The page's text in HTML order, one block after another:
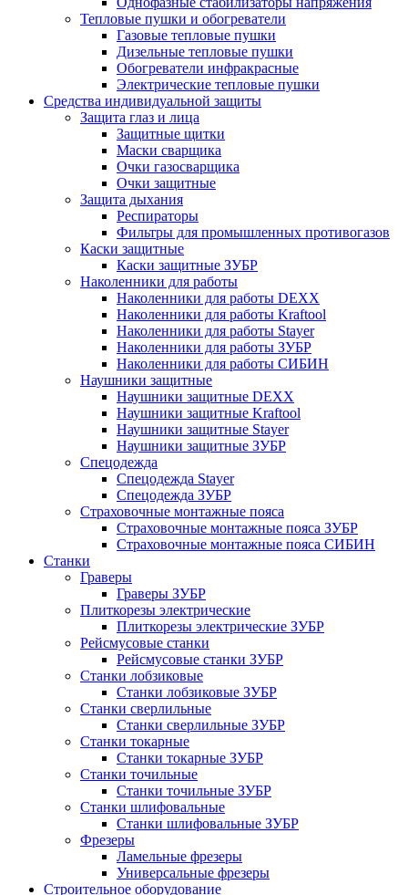
Тепловые пушки и обогреватели
Газовые тепловые пушки
Дизельные тепловые пушки
Обогреватели инфракрасные
Электрические тепловые пушки
Средства индивидуальной защиты
Защита глаз и лица
Защитные щитки
Маски сварщика
Очки газосварщика
Очки защитные
Защита дыхания
Респираторы
Фильтры для промышленных противогазов
Каски защитные
Каски защитные ЗУБР
Наколенники для работы
Наколенники для работы DEXX
Наколенники для работы Kraftool
Наколенники для работы Stayer
Наколенники для работы ЗУБР
Наколенники для работы СИБИН
Наушники защитные
Наушники защитные DEXX
Наушники защитные Kraftool
Наушники защитные Stayer
Наушники защитные ЗУБР
Спецодежда
Спецодежда Stayer
Спецодежда ЗУБР
Страховочные монтажные пояса
Страховочные монтажные пояса ЗУБР
Страховочные монтажные пояса СИБИН
Станки
Граверы
Граверы ЗУБР
Плиткорезы электрические
Плиткорезы электрические ЗУБР
Рейсмусовые станки
Рейсмусовые станки ЗУБР
Станки лобзиковые
Станки лобзиковые ЗУБР
Станки сверлильные
Станки сверлильные ЗУБР
Станки токарные
Станки токарные ЗУБР
Станки точильные
Станки точильные ЗУБР
Станки шлифовальные
Станки шлифовальные ЗУБР
Фрезеры
Ламельные фрезеры
Универсальные фрезеры
Строительное оборудование